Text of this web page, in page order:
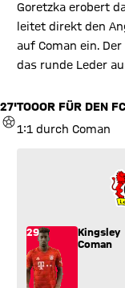
Goretzka erobert
leitet direkt den
auf Coman ein.
das runde Leder
27'
TOR
TOOOR FÜR DEN
1:1 durch Coman
29
Kingsley
Coman